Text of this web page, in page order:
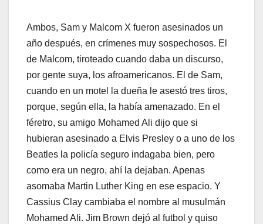
Ambos, Sam y Malcom X fueron asesinados un
año después, en crímenes muy sospechosos. El
de Malcom, tiroteado cuando daba un discurso,
por gente suya, los afroamericanos. El de Sam,
cuando en un motel la dueña le asestó tres tiros,
porque, según ella, la había amenazado. En el
féretro, su amigo Mohamed Ali dijo que si
hubieran asesinado a Elvis Presley o a uno de los
Beatles la policía seguro indagaba bien, pero
como era un negro, ahí la dejaban. Apenas
asomaba Martin Luther King en ese espacio. Y
Cassius Clay cambiaba el nombre al musulmán
Mohamed Ali. Jim Brown dejó al futbol y quiso